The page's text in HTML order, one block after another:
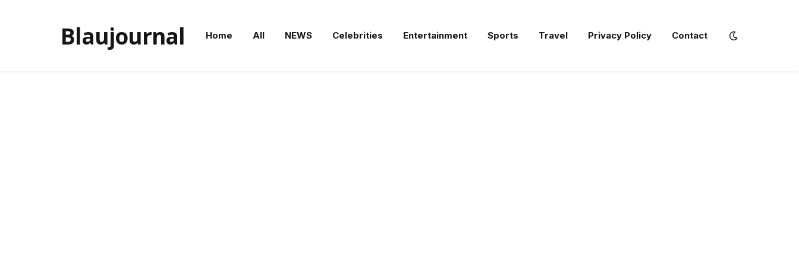
Blaujournal Home All NEWS Celebrities Entertainment Sports Travel Privacy Policy Contact